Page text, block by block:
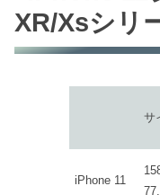
XR/Xsシリ
サ
iPhone 11